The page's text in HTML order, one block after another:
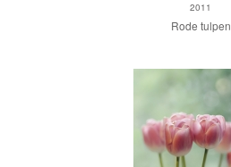
2011
Rode tulpen